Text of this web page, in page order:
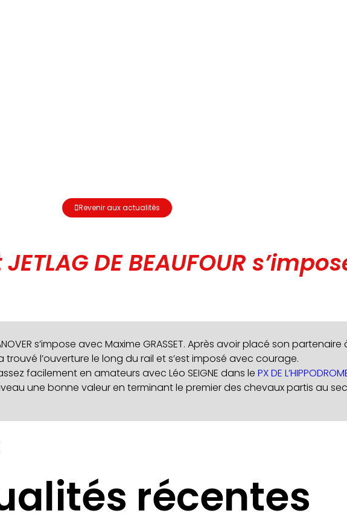
Revenir aux actualités
JETLAG DE BEAUFOUR
s’impose avec Maxime GRASSET. Après avoir placé son
trouvé l’ouverture le long du rail et s’est imposé avec courage.
facilement en amateurs avec Léo SEIGNE dans le PX DE
une bonne valeur en terminant le premier des chevaux partis au
récentes